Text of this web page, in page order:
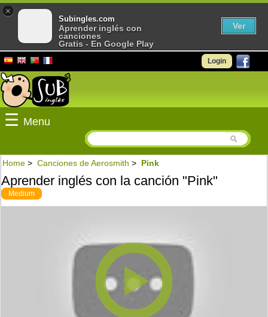
Login
☰ Menu
Home > Canciones de Aerosmith > Pink
Aprender inglés con la canción "Pink"
Medium
×
Subingles.com
Aprender inglés con
canciones
Gratis - En Google Play
Ver